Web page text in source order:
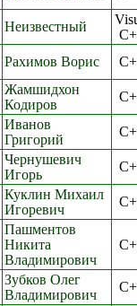
Неизвестный
Рахимов Ворис
Жамшидхон
Кодиров
Иванов
Григорий
Чернушевич
Игорь
Куклин Михаил
Игоревич
Пашментов
Никита
Владимирович
Зубков Олег
Владимирович